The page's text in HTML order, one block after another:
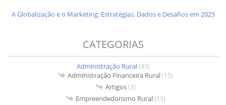
A Globalização e o Marketing: Estratégias, Dados e Desafios em 2025
CATEGORIAS
Administração Rural(43)
Administração Financeira Rural(15)
Artigos(3)
Empreendedorismo Rural(13)